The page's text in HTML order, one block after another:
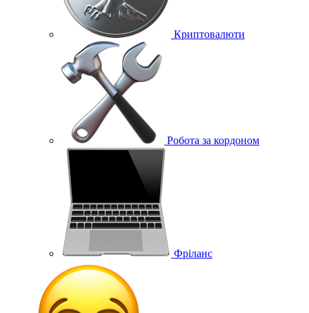
Криптовалюти
Робота за кордоном
Фріланс